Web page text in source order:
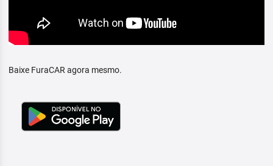
Baixe FuraCAR agora mesmo.